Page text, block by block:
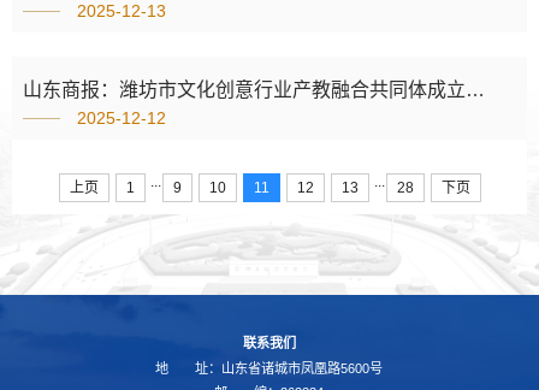
2025-12-13
山东商报：潍坊市文化创意行业产教融合共同体成立大会暨“诸城文旅进校园”活动在潍坊工商职业学院举行
2025-12-12
上页 1 ... 9 10 11 12 13 ... 28 下页
联系我们
地 址：山东省诸城市凤凰路5600号